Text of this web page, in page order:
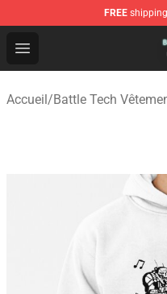
FREE
Open menu
Battle Tech Shop -
Accueil/Battle Tech